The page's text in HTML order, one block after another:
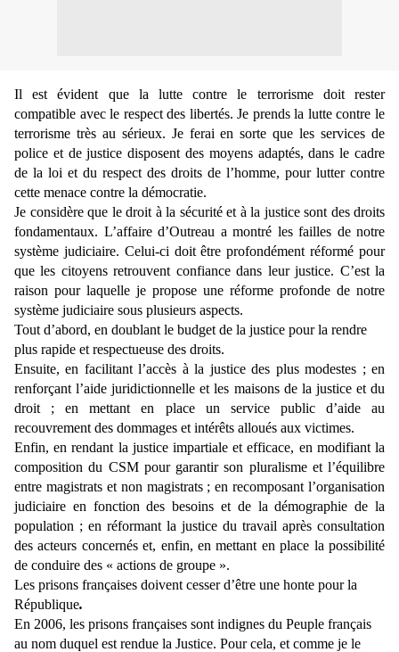
Il est évident que la lutte contre le terrorisme doit rester
compatible avec le respect des libertés. Je prends la lutte contre le
terrorisme très au sérieux. Je ferai en sorte que les services de
police et de justice disposent des moyens adaptés, dans le cadre
de la loi et du respect des droits de l’homme, pour lutter contre
cette menace contre la démocratie.
Je considère que le droit à la sécurité et à la justice sont des droits
fondamentaux. L’affaire d’Outreau a montré les failles de notre
système judiciaire. Celui-ci doit être profondément réformé pour
que les citoyens retrouvent confiance dans leur justice. C’est la
raison pour laquelle je propose une réforme profonde de notre
système judiciaire sous plusieurs aspects.
Tout d’abord, en doublant le budget de la justice pour la rendre
plus rapide et respectueuse des droits.
Ensuite, en facilitant l’accès à la justice des plus modestes ; en
renforçant l’aide juridictionnelle et les maisons de la justice et du
droit ; en mettant en place un service public d’aide au
recouvrement des dommages et intérêts alloués aux victimes.
Enfin, en rendant la justice impartiale et efficace, en modifiant la
composition du CSM pour garantir son pluralisme et l’équilibre
entre magistrats et non magistrats ; en recomposant l’organisation
judiciaire en fonction des besoins et de la démographie de la
population ; en réformant la justice du travail après consultation
des acteurs concernés et, enfin, en mettant en place la possibilité
de conduire des « actions de groupe ».
Les prisons françaises doivent cesser d’être une honte pour la
République.
En 2006, les prisons françaises sont indignes du Peuple français
au nom duquel est rendue la Justice. Pour cela, et comme je le